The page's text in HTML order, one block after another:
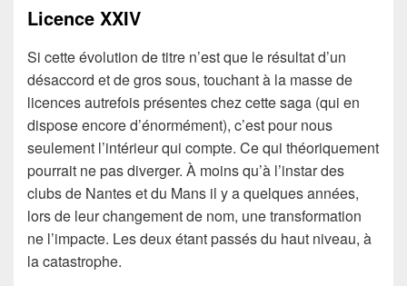
Licence XXIV
Si cette évolution de titre n’est que le résultat d’un
désaccord et de gros sous, touchant à la masse de
licences autrefois présentes chez cette saga (qui en
dispose encore d’énormément), c’est pour nous
seulement l’intérieur qui compte. Ce qui théoriquement
pourrait ne pas diverger. À moins qu’à l’instar des
clubs de Nantes et du Mans il y a quelques années,
lors de leur changement de nom, une transformation
ne l’impacte. Les deux étant passés du haut niveau, à
la catastrophe.